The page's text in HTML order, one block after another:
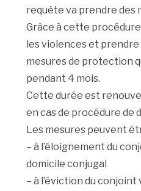
requête va prendre des
Grâce à cette
les violences et
mesures de protection
pendant 4 mois.
Cette durée est
en cas de procédure de
Les mesures peuvent
– à l’éloignement du
domicile conjugal
– à l’éviction du